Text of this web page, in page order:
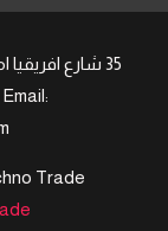
Trade